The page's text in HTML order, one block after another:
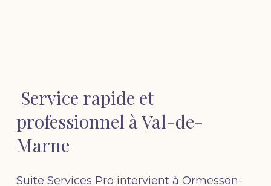
Service rapide et
professionnel à Val-de-
Marne
Suite Services Pro intervient à Ormesson-